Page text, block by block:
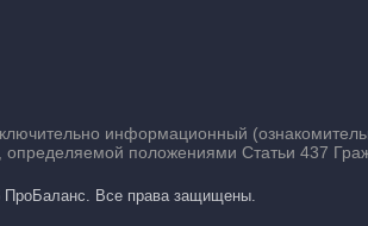
информационный
определяемой положениями Статьи 437
ПроБаланс. Все права защищены.